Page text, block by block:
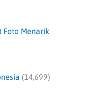
Foto Menarik
(14,699)